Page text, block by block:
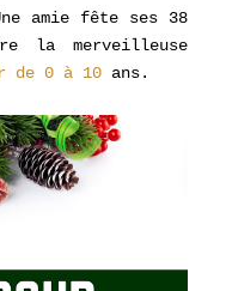
amie fête ses 38
la merveilleuse
de 0 à 10 ans.